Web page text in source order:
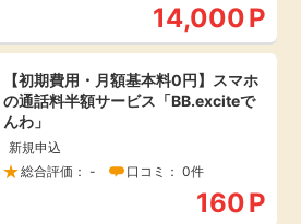
14,000P
【初期費用・月額基本料0円】スマホ
の通話料半額サービス「BB.exciteで
んわ」
新規申込
総合評価： -
口コミ： 0件
160P